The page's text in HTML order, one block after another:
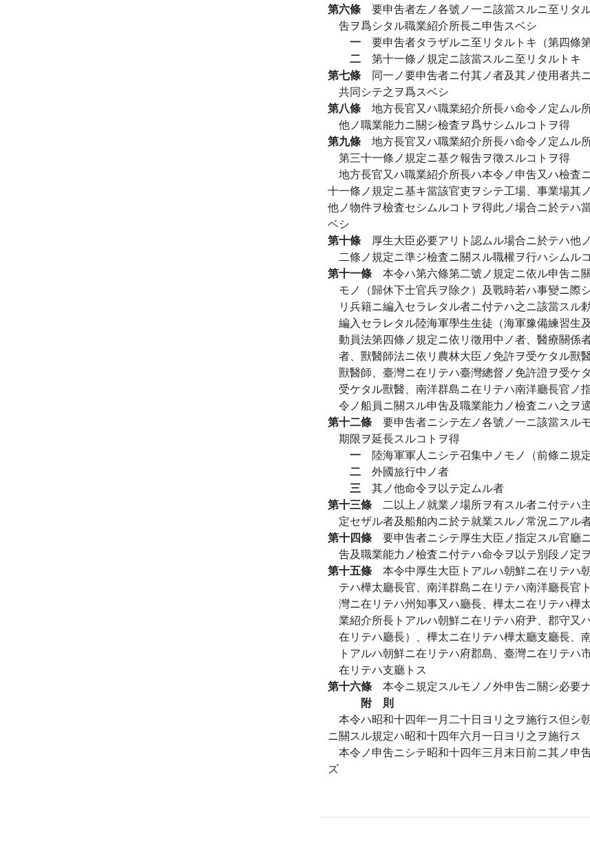
第六條 要申吿者左ノ各號ノ一ニ該當スルニ至リタ
吿ヲ爲シタル職業紹介所長ニ申吿スベシ
一 要申吿者タラザルニ至リタルトキ（第四條
二 第十一條ノ規定ニ該當スルニ至リタルトキ
第七條 同一ノ要申吿者ニ付其ノ者及其ノ使用者共
共同シテ之ヲ爲スベシ
第八條 地方長官又ハ職業紹介所長ハ命令ノ定ムル
他ノ職業能力ニ關シ檢査ヲ爲サシムルコトヲ得
第九條 地方長官又ハ職業紹介所長ハ命令ノ定ムル
第三十一條ノ規定ニ基ク報吿ヲ徵スルコトヲ得
地方長官又ハ職業紹介所長ハ本令ノ申吿又ハ檢査
十一條ノ規定ニ基キ當該官吏ヲシテ工場、事業場其
他ノ物件ヲ檢査セシムルコトヲ得此ノ場合ニ於テハ
ベシ
第十條 厚生大臣必要アリト認ムル場合ニ於テハ他
二條ノ規定ニ準ジ檢査ニ關スル職權ヲ行ハシムル
第十一條 本令ハ第六條第二號ノ規定ニ依ル申吿ニ
モノ（歸休下士官兵ヲ除ク）及戰時若ハ事變ニ際
リ兵籍ニ編入セラレタル者ニ付テハ之ニ該當ス
編入セラレタル陸海軍學生生徒（海軍豫備練習生
動員法第四條ノ規定ニ依リ徵用中ノ者、醫療關係
者、獸醫師法ニ依リ農林大臣ノ免許ヲ受ケタル獸
獸醫師、臺灣ニ在リテハ臺灣總督ノ免許證ヲ受ケ
受ケタル獸醫、南洋群島ニ在リテハ南洋廳長官ノ
令ノ船員ニ關スル申吿及職業能力ノ檢査ニハ之ヲ
第十二條 要申吿者ニシテ左ノ各號ノ一ニ該當スル
期限ヲ延長スルコトヲ得
一 陸海軍軍人ニシテ召集中ノモノ（前條ニ規
二 外國旅行中ノ者
三 其ノ他命令ヲ以テ定ムル者
第十三條 二以上ノ就業ノ場所ヲ有スル者ニ付テハ
定セザル者及船舶內ニ於テ就業スルノ常況ニアル
第十四條 要申吿者ニシテ厚生大臣ノ指定スル官廳
吿及職業能力ノ檢査ニ付テハ命令ヲ以テ別段ノ定
第十五條 本令中厚生大臣トアルハ朝鮮ニ在リテハ
テハ樺太廳長官、南洋群島ニ在リテハ南洋廳長官
灣ニ在リテハ州知事又ハ廳長、樺太ニ在リテハ樺
業紹介所長トアルハ朝鮮ニ在リテハ府尹、郡守又
在リテハ廳長）、樺太ニ在リテハ樺太廳支廳長、
トアルハ朝鮮ニ在リテハ府郡島、臺灣ニ在リテ
在リテハ支廳トス
第十六條 本令ニ規定スルモノノ外申吿ニ關シ必要
附 則
本令ハ昭和十四年一月二十日ヨリ之ヲ施行ス但シ
ニ關スル規定ハ昭和十四年六月一日ヨリ之ヲ施行ス
本令ノ申吿ニシテ昭和十四年三月末日前ニ其ノ申
ズ